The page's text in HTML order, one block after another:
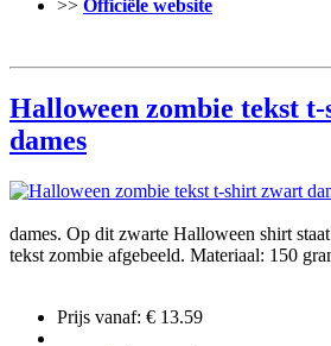
>> Officiële website
Halloween zombie tekst
dames
dames. Op dit zwarte Halloween shirt
tekst zombie afgebeeld. Materiaal: 150
Prijs vanaf: € 13.59